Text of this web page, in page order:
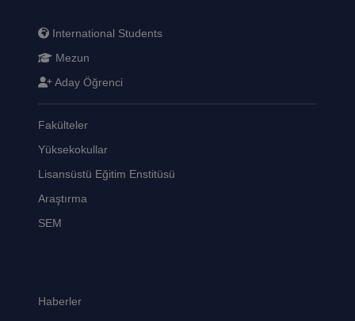
International Students
Mezun
Aday Öğrenci
Fakülteler
Yüksekokullar
Lisansüstü Eğitim Enstitüsü
Araştırma
SEM
Haberler